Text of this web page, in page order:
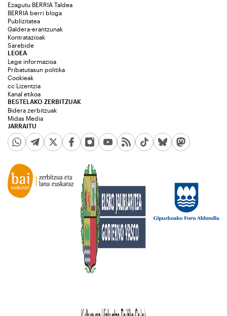
Ezagutu BERRIA Taldea
BERRIA berri bloga
Publizitatea
Galdera-erantzunak
Kontratazioak
Sarebide
JARRAITU
LEGEA
Lege informazioa
Pribatutasun politika
Cookieak
cc Lizentzia
Kanal etikoa
BESTELAKO ZERBITZUAK
Bidera zerbitzuak
Midas Media